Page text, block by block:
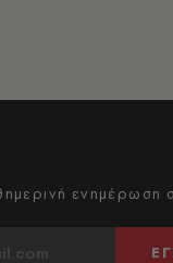
ενημέρωση